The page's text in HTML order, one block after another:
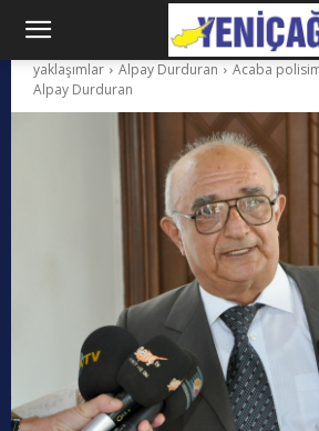
yaklaşımlar Alpay Durduran
Acaba
Alpay Durduran